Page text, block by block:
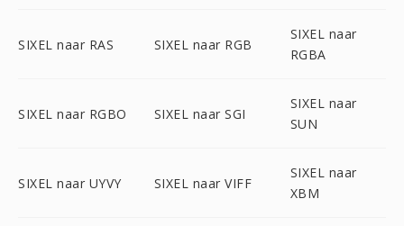
SIXEL naar RAS SIXEL naar RGB
SIXEL naar
RGBA
SIXEL naar RGBO SIXEL naar SGI
SIXEL naar
SUN
SIXEL naar UYVY SIXEL naar VIFF
SIXEL naar
XBM